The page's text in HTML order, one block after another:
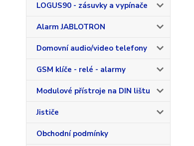
LOGUS90 - zásuvky a vypínače
Alarm JABLOTRON
Domovní audio/video telefony
GSM klíče - relé - alarmy
Modulové přístroje na DIN lištu
Jističe
Obchodní podmínky